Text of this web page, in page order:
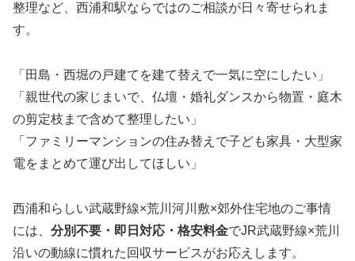
整理など、西浦和駅ならではのご相談が日々寄せられま
す。
「田島・西堀の戸建てを建て替えで一気に空にしたい」
「親世代の家じまいで、仏壇・婚礼ダンスから物置・庭木
の剪定枝まで含めて整理したい」
「ファミリーマンションの住み替えで子ども家具・大型家
電をまとめて運び出してほしい」
西浦和らしい武蔵野線×荒川河川敷×郊外住宅地のご事情
には、 分別不要・即日対応・格安料金でJR武蔵野線×荒川
沿いの動線に慣れた回収サービスがお応えします。